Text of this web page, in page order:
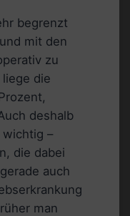
begrenzt
mit den
zu
die
deshalb
–
die dabei
auch
man